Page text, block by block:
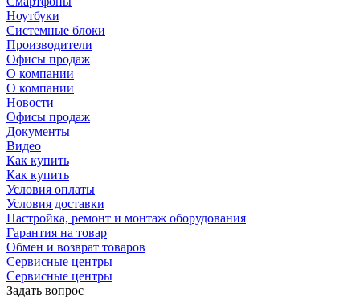
Ноутбуки
Системные блоки
Производители
Офисы продаж
О компании
О компании
Новости
Офисы продаж
Документы
Видео
Как купить
Как купить
Условия оплаты
Условия доставки
Настройка, ремонт и монтаж оборудования
Гарантия на товар
Обмен и возврат товаров
Сервисные центры
Сервисные центры
Задать вопрос